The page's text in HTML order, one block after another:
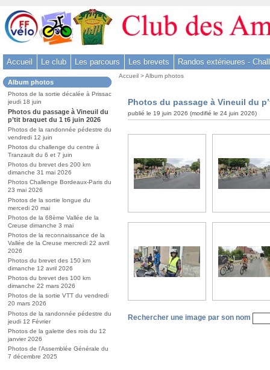
Aller
au
contenu
Aller
menu
principal
-
Aller
à
la
recherche
Accueil Le club Les parcours Les brevets Randos extérieures -
Dans
la
rubrique
:
Album photos
Photos de la sortie décalée à Prissac
jeudi 18 juin
Photos du passage à Vineuil du
p’tit braquet du 1 t6 juin 2026
Photos de la randonnée pédestre du
vendredi 12 juin
Photos du challenge du centre à
Tranzault du 6 et 7 juin
Photos du brevet des 200 km
dimanche 31 mai 2026
Photos Challenge Bordeaux-Paris du
23 mai 2026
Photos de la sortie longue du
mercedi 20 mai
Photos de la 68ème Vallée de la
Creuse dimanche 3 mai
Photos de la reconnaissance de la
Vallée de la Creuse mercredi 22 avril
2026
Photos du brevet des 150 km
dimanche 12 avril 2026
Photos du brevet des 100 km
dimanche 22 mars 2026
Photos de la sortie VTT du vendredi
20 mars 2026
Photos de la randonnée pédestre du
jeudi 12 Février
Photos de la galette des rois du 12
janvier 2026
Photos de l’Assemblée Générale du
7 décembre 2025
Vous
Accueil >Album photos
Photos du passage à Vineuil du
publié le 19 juin 2026 (modifié le 24 juin 2026)
Rechercher une image par son nom